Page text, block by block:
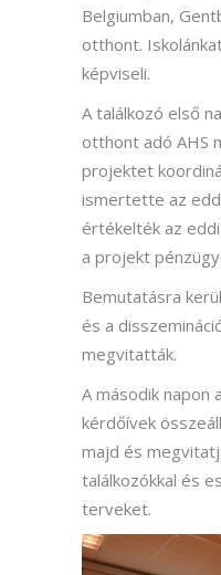
Belgiumban,
otthont.
képviseli.
A találkozó első
otthont adó AHS
projektet
ismertette az
értékelték az
a projekt
Bemutatásra
és a
megvitatták.
A második napon
kérdőívek
majd és
találkozókkal és
terveket.